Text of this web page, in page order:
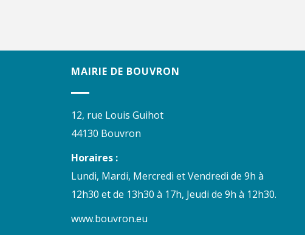
MAIRIE DE BOUVRON
12, rue Louis Guihot
44130 Bouvron
Horaires :
Lundi, Mardi, Mercredi et Vendredi de 9h à
12h30 et de 13h30 à 17h, Jeudi de 9h à 12h30.
www.bouvron.eu